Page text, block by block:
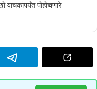
पोहोचणारे